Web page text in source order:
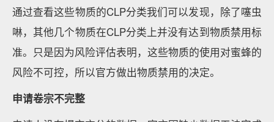
通过查看这些物质的CLP分类我们可以发现，除了噻虫
啉，其他几个物质在CLP分类上并没有达到物质禁用标
准。只是因为风险评估表明，这些物质的使用对蜜蜂的
风险不可控，所以官方做出物质禁用的决定。
申请卷宗不完整